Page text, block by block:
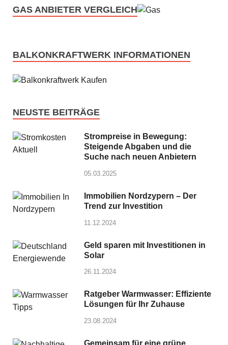
GAS ANBIETER VERGLEICH
BALKONKRAFTWERK INFORMATIONEN
NEUSTE BEITRÄGE
Strompreise in Bewegung:
Steigende Abgaben und die
Suche nach neuen Anbietern
05.03.2025
Immobilien Nordzypern – Der
Trend zur Investition
11.12.2024
Geld sparen mit Investitionen in
Solar
26.11.2024
Ratgeber Warmwasser: Effiziente
Lösungen für Ihr Zuhause
23.08.2024